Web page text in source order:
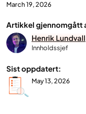
March 19, 2026
Artikkel gjennomgått
Henrik Lundvall
Innholdssjef
Sist oppdatert:
May 13, 2026